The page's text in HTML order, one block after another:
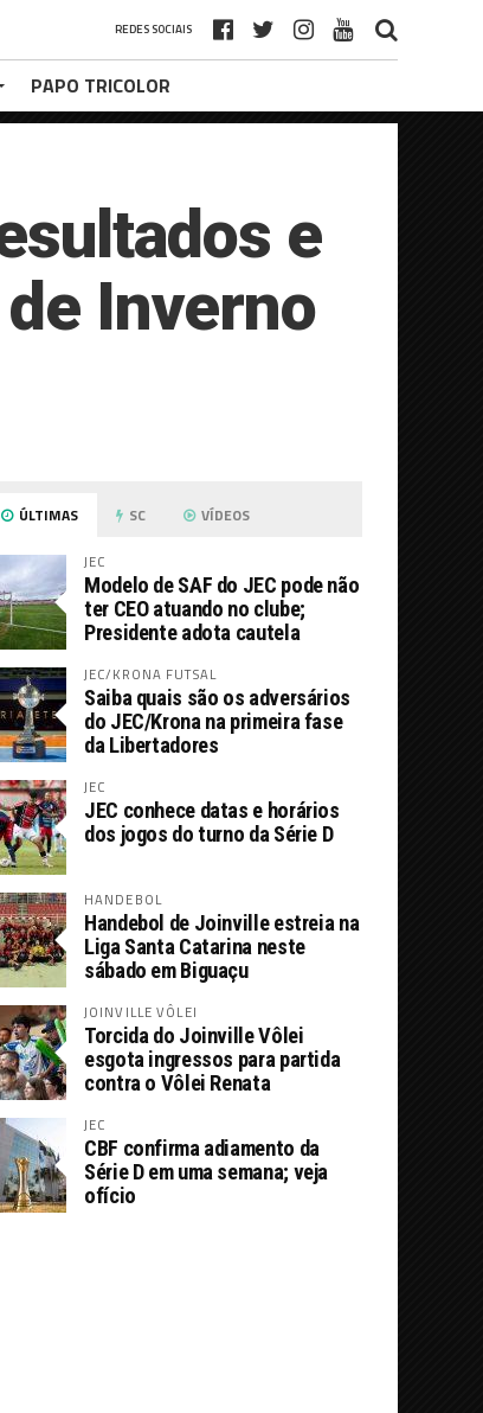
REDES SOCIAIS
PAPO TRICOLOR
e
Inverno
ÚLTIMAS SC VÍDEOS
JEC
Modelo de SAF do JEC pode não
ter CEO atuando no clube;
Presidente adota cautela
JEC/KRONA FUTSAL
Saiba quais são os adversários
do JEC/Krona na primeira fase
da Libertadores
JEC
JEC conhece datas e horários
dos jogos do turno da Série D
HANDEBOL
Handebol de Joinville estreia na
Liga Santa Catarina neste
sábado em Biguaçu
JOINVILLE VÔLEI
Torcida do Joinville Vôlei
esgota ingressos para partida
contra o Vôlei Renata
JEC
CBF confirma adiamento da
Série D em uma semana; veja
ofício